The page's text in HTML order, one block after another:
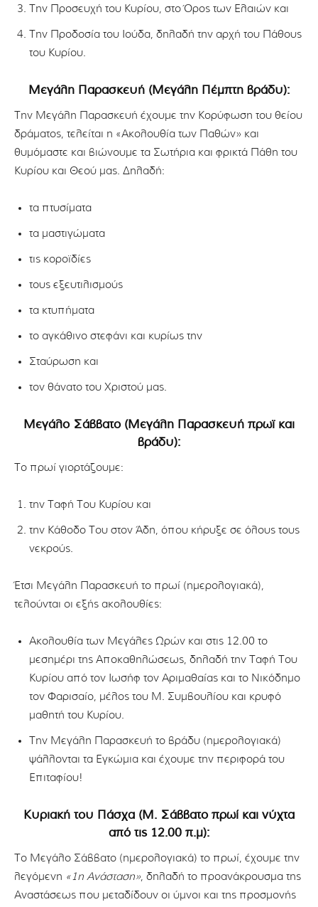
Την Προσευχή του Κυρίου, στο Όρος των Ελαιών και
Την Προδοσία του Ιούδα, δηλαδή την αρχή του Πάθους
του Κυρίου.
Μεγάλη Παρασκευή (Μεγάλη Πέμπτη βράδυ):
Την Μεγάλη Παρασκευή έχουμε την Κορύφωση του θείου
δράματος, τελείται η «Ακολουθία των Παθών» και
θυμόμαστε και βιώνουμε τα Σωτήρια και φρικτά Πάθη του
Κυρίου και Θεού μας. Δηλαδή:
τα πτυσίματα
τα μαστιγώματα
τις κοροϊδίες
τους εξευτιλισμούς
τα κτυπήματα
το αγκάθινο στεφάνι και κυρίως την
Σταύρωση και
τον θάνατο του Χριστού μας.
Μεγάλο Σάββατο (Μεγάλη Παρασκευή πρωϊ και
βράδυ):
Το πρωί γιορτάζουμε:
την Ταφή Του Κυρίου και
την Κάθοδο Του στον Άδη, όπου κήρυξε σε όλους τους
νεκρούς.
Έτσι Μεγάλη Παρασκευή το πρωί (ημερολογιακά),
τελούνται οι εξής ακολουθίες:
Ακολουθία των Μεγάλες Ωρών και στις 12.00 το
μεσημέρι της Αποκαθηλώσεως, δηλαδή την Ταφή Του
Κυρίου από τον Ιωσήφ τον Αριμαθαίας και το Νικόδημο
τον Φαρισαίο, μέλος του Μ. Συμβουλίου και κρυφό
μαθητή του Κυρίου.
Την Μεγάλη Παρασκευή το βράδυ (ημερολογιακά)
ψάλλονται τα Εγκώμια και έχουμε την περιφορά του
Επιταφίου!
Κυριακή του Πάσχα (Μ. Σάββατο πρωί και νύχτα
από τις 12.00 π.μ):
Το Μεγάλο Σάββατο (ημερολογιακά) το πρωί, έχουμε την
λεγόμενη «1η Ανάσταση», δηλαδή το προανάκρουσμα της
Αναστάσεως που μεταδίδουν οι ύμνοι και της προσμονής